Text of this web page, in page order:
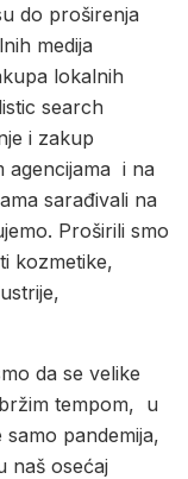
do proširenja
medija
lokalnih
search
i zakup
agencijama i na
sarađivali na
Proširili smo
kozmetike,
da se velike
tempom, u
pandemija,
naš osećaj